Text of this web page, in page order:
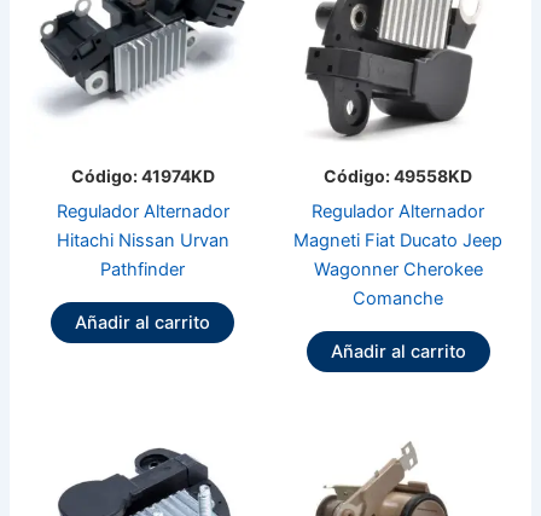
Código: 41974KD
Regulador Alternador
Hitachi Nissan Urvan
Pathfinder
Añadir al carrito
Código: 49558KD
Regulador Alternador
Magneti Fiat Ducato Jeep
Wagonner Cherokee
Comanche
Añadir al carrito